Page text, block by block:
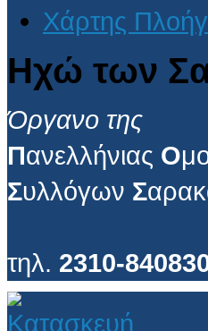
Χάρτης
Ηχώ των
Όργανο της
Πανελλήνιας Ο
Συλλόγων Σ
τηλ. 2310-